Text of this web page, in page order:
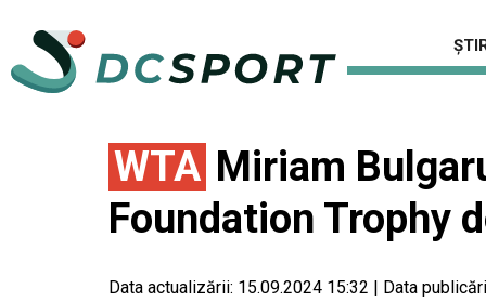
WTA Miriam
Foundation Trophy
Data actualizării: 15.09.2024 15:32 | Data